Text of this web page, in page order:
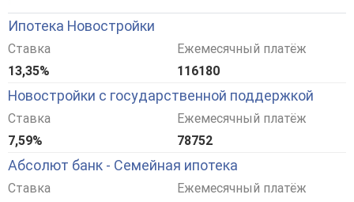
Ипотека Новостройки
Ставка
13,35%
Ежемесячный платёж
116180
Новостройки с государственной поддержкой
Ставка
7,59%
Ежемесячный платёж
78752
Абсолют банк - Семейная ипотека
Ставка
Ежемесячный платёж